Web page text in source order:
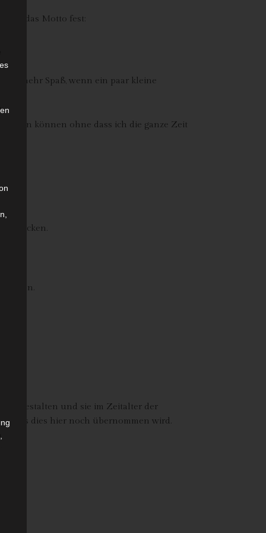
mal das Motto fest:
mehr Spaß, wenn ein paar kleine
können ohne dass ich die ganze Zeit
backen.
zu gestalten und sie im Zeitalter der
dass dies hier noch übernommen wird.